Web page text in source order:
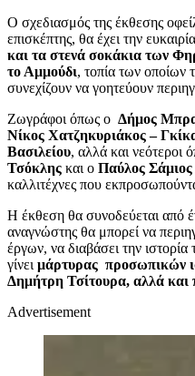
Ο σχεδιασμός της έκθεσης
επισκέπτης, θα έχει την
και τα στενά σοκάκια των
το Αμμούδι, τοπία των οποίων
συνεχίζουν να γοητεύουν
Ζωγράφοι όπως ο Δήμος
Νίκος Χατζηκυριάκος –
Βασιλείου, αλλά και
Τσόκλης και ο Παύλος Σάμιος
καλλιτέχνες που
Η έκθεση θα συνοδεύεται από
αναγνώστης θα μπορεί να
έργων, να διαβάσει την ιστορία
γίνει μάρτυρας προσωπικών
Δημήτρη Τσίτουρα, αλλά και
Advertisement